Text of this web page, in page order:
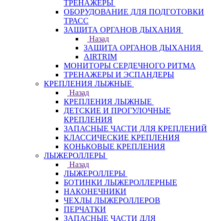
ТРЕНАЖЕРЫ
ОБОРУДОВАНИЕ ДЛЯ ПОДГОТОВКИ
ТРАСС
ЗАЩИТА ОРГАНОВ ДЫХАНИЯ
Назад
ЗАЩИТА ОРГАНОВ ДЫХАНИЯ
AIRTRIM
МОНИТОРЫ СЕРДЕЧНОГО РИТМА
ТРЕНАЖЕРЫ И ЭСПАНДЕРЫ
КРЕПЛЕНИЯ ЛЫЖНЫЕ
Назад
КРЕПЛЕНИЯ ЛЫЖНЫЕ
ДЕТСКИЕ И ПРОГУЛОЧНЫЕ
КРЕПЛЕНИЯ
ЗАПАСНЫЕ ЧАСТИ ДЛЯ КРЕПЛЕНИЙ
КЛАССИЧЕСКИЕ КРЕПЛЕНИЯ
КОНЬКОВЫЕ КРЕПЛЕНИЯ
ЛЫЖЕРОЛЛЕРЫ
Назад
ЛЫЖЕРОЛЛЕРЫ
БОТИНКИ ЛЫЖЕРОЛЛЕРНЫЕ
НАКОНЕЧНИКИ
ЧЕХЛЫ ЛЫЖЕРОЛЛЕРОВ
ПЕРЧАТКИ
ЗАПАСНЫЕ ЧАСТИ ДЛЯ